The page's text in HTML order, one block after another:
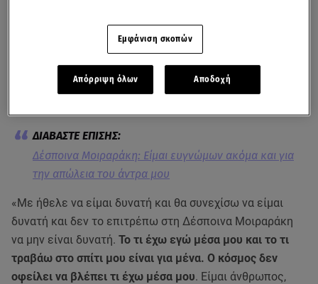
Καλεσμένη στην εκπομπήBuongiorno
Παρασκευής ηΔέσποινα Μοιραράκηόπου, μεταξύ
άλλων, μίλησε και για τον «χαμό» του συζύγου της,
Δέσποινα Μοιραράκη: Είμαι ευγνώμων ακόμα και για
την απώλεια του άντρα μου
«Με ήθελε να είμαι δυνατή και θα συνεχίσω να είμαι
δυνατή και δεν το επιτρέπω στη Δέσποινα Μοιραράκη
να μην είναι δυνατή. Το τι έχω εγώ μέσα μου και το τι
τραβάω στο σπίτι μου είναι για μένα. Ο κόσμος δεν
οφείλει να βλέπει τι έχω μέσα μου. Είμαι άνθρωπος,
Εμφάνιση σκοπών
Απόρριψη όλων Αποδοχή